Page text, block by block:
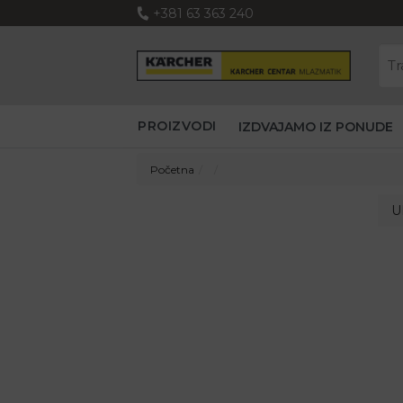
+381 63 363 240
PROIZVODI IZDVAJAMO IZ PONUDE
Početna